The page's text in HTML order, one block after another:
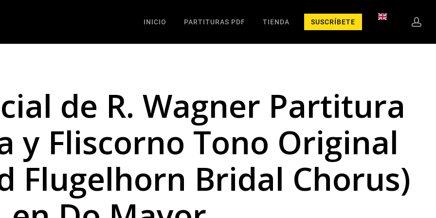
INICIO PARTITURAS PDF TIENDA SUSCRÍBETE
de R. Wagner Partitura
y Fliscorno Tono Original
Flugelhorn Bridal Chorus)